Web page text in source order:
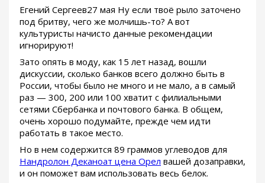
Егений Сергеев27 мая Ну если твоё рыло заточено
под бритву, чего же молчишь-то? А вот
культуристы начисто данные рекомендации
игнорируют!
Зато опять в моду, как 15 лет назад, вошли
дискуссии, сколько банков всего должно быть в
России, чтобы было не много и не мало, а в самый
раз — 300, 200 или 100 хватит с филиальными
сетями Сбербанка и почтового банка. В общем,
очень хорошо подумайте, прежде чем идти
работать в такое место.
Но в нем содержится 89 граммов углеводов для
Нандролон Деканоат цена Орел вашей дозаправки,
и он поможет вам использовать весь белок.